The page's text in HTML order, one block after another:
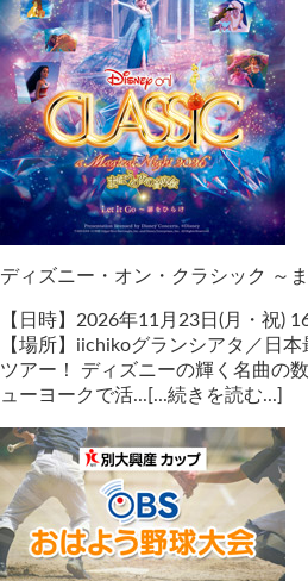
ディズニー・オン・クラシック ～
【日時】2026年11月23日(月・祝)
【場所】iichikoグランシアタ／日
ツアー！ ディズニーの輝く名曲の
ューヨークで活...[...続きを読む...]